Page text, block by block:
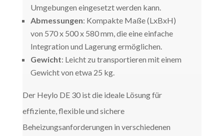
Umgebungen eingesetzt werden kann.
Abmessungen: Kompakte Maße (LxBxH)
von 570 x 500 x 580 mm, die eine einfache
Integration und Lagerung ermöglichen.
Gewicht: Leicht zu transportieren mit einem
Gewicht von etwa 25 kg.
Der Heylo DE 30 ist die ideale Lösung für
effiziente, flexible und sichere
Beheizungsanforderungen in verschiedenen